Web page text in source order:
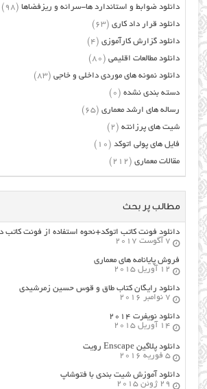
دانلود ضوابط و استاندارد ها-سرانه و ریزفضاها (98)
دانلود قرار داد کاری (63)
دانلود گزارش کارآموزی (4)
دانلود مطالعات اقلیمی (80)
دانلود نمونه های موردی داخلی و خاجی (83)
دسته بندی نشده (0)
رساله های ارشد معماری (65)
شیت های پرزانته (2)
فایل های پولی اتوکد (10)
مقالات معماری (212)
مطالب پر بحث
دانلود فونت کاتب اتوکد+نحوه استفاده از فونت کاتب
7 آگوست 2017
فروش پایانامه های معماری
12 آوریل 2015
دانلود رایگان کتاب طاق و قوس حسین زمرشیدی
7 نوامبر 2016
دانلود نویفرت ۲۰۱۴
14 آوریل 2015
دانلود پلاگین Enscape رویت
5 فوریه 2016
دانلود آموزش شیت بندی با فتوشاپ
29 ژوئن 2015